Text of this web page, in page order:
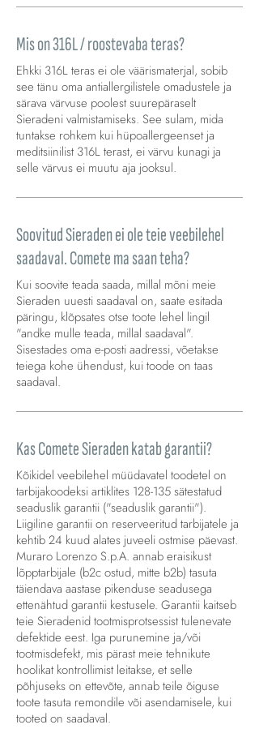
Mis on 316L / roostevaba teras?
Ehkki 316L teras ei ole väärismaterjal, sobib
see tänu oma antiallergilistele omadustele ja
särava värvuse poolest suurepäraselt
Sieradeni valmistamiseks. See sulam, mida
tuntakse rohkem kui hüpoallergeenset ja
meditsiinilist 316L terast, ei värvu kunagi ja
selle värvus ei muutu aja jooksul.
Soovitud Sieraden ei ole teie veebilehel
saadaval. Comete ma saan teha?
Kui soovite teada saada, millal mõni meie
Sieraden uuesti saadaval on, saate esitada
päringu, klõpsates otse toote lehel lingil
"andke mulle teada, millal saadaval".
Sisestades oma e-posti aadressi, võetakse
teiega kohe ühendust, kui toode on taas
saadaval.
Kas Comete Sieraden katab garantii?
Kõikidel veebilehel müüdavatel toodetel on
tarbijakoodeksi artiklites 128-135 sätestatud
seaduslik garantii ("seaduslik garantii").
Liigiline garantii on reserveeritud tarbijatele ja
kehtib 24 kuud alates juveeli ostmise päevast.
Muraro Lorenzo S.p.A. annab eraisikust
lõpptarbijale (b2c ostud, mitte b2b) tasuta
täiendava aastase pikenduse seadusega
ettenähtud garantii kestusele. Garantii kaitseb
teie Sieradenid tootmisprotsessist tulenevate
defektide eest. Iga purunemine ja/või
tootmisdefekt, mis pärast meie tehnikute
hoolikat kontrollimist leitakse, et selle
põhjuseks on ettevõte, annab teile õiguse
toote tasuta remondile või asendamisele, kui
tooted on saadaval.